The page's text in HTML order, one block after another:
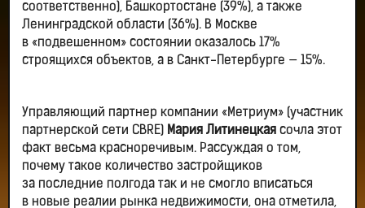
соответственно), Башкортостане (39%), а также
Ленинградской области (36%). В Москве
в «подвешенном» состоянии оказалось 17%
строящихся объектов, а в Санкт-Петербурге — 15%.
Управляющий партнер компании «Метриум» (участник
партнерской сети CBRE) Мария Литинецкая сочла этот
факт весьма красноречивым. Рассуждая о том,
почему такое количество застройщиков
за последние полгода так и не смогло вписаться
в новые реалии рынка недвижимости, она отметила,